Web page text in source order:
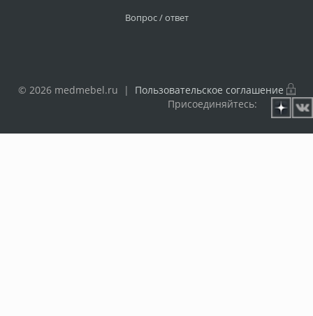
Вопрос / ответ
© 2026 medmebel.ru | Пользовательское соглашение
Присоединяйтесь: